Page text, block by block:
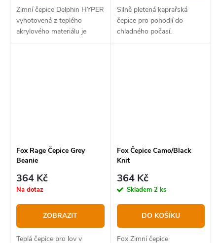
Zimní čepice Delphin HYPER
vyhotovená z teplého
akrylového materiálu je
skvělým designovým
Silně pletená kaprařská
čepice pro pohodlí do
chladného počasí.
Fox Rage Čepice Grey
Beanie
364 Kč
Na dotaz
ZOBRAZIT
Teplá čepice pro lov v
Fox Čepice Camo/Black
Knit
364 Kč
Skladem 2 ks
DO KOŠÍKU
Fox Zimní čepice